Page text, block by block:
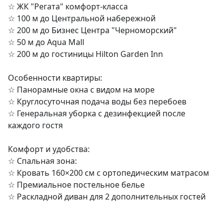
☆︎ ЖК "Регата" комфорт-класса
☆︎ 100 м до Центральной набережной
☆︎ 200 м до Бизнес Центра "Черноморский"
☆︎ 50 м до Aqua Mall
☆︎ 200 м до гостиницы Hilton Garden Inn
Особенности квартиры:
☆︎ Панорамные окна с видом на море
☆︎ Круглосуточная подача воды без перебоев
☆︎ Генеральная уборка с дезинфекцией после
каждого гостя
Комфорт и удобства:
☆︎ Спальная зона:
☆︎ Кровать 160×200 см с ортопедическим матрасом
☆︎ Премиальное постельное белье
☆︎ Раскладной диван для 2 дополнительных гостей